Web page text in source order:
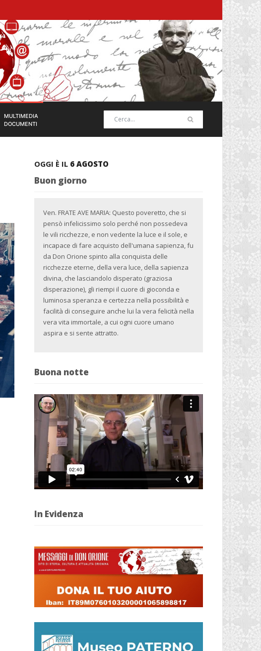
MULTIMEDIA
DOCUMENTI
OGGI È IL 6 AGOSTO
Buon giorno
Ven. FRATE AVE MARIA: Questo poveretto, che si
pensò infelicissimo solo perché non possedeva
le vili ricchezze, e non vedente la luce e il sole, e
incapace di fare acquisto dell'umana sapienza, fu
da Don Orione spinto alla conquista delle
ricchezze eterne, della vera luce, della sapienza
divina, che lasciandolo disperato (graziosa
disperazione), gli riempi il cuore di gioconda e
luminosa speranza e certezza nella possibilità e
facilità di conseguire anche lui la vera felicità nella
vera vita immortale, a cui ogni cuore umano
aspira e si sente attratto.
Buona notte
In Evidenza